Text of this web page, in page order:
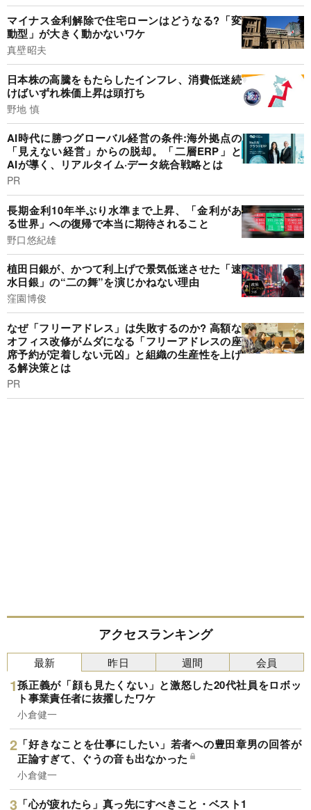
マイナス金利解除で住宅ローンはどうなる?「変
動型」が大きく動かないワケ
真壁昭夫
日本株の高騰をもたらしたインフレ、消費低迷続
けばいずれ株価上昇は頭打ち
野地 慎
AI時代に勝つグローバル経営の条件:海外拠点の
「見えない経営」からの脱却。「二層ERP」と
AIが導く、リアルタイム·データ統合戦略とは
PR
長期金利10年半ぶり水準まで上昇、「金利があ
る世界」への復帰で本当に期待されること
野口悠紀雄
植田日銀が、かつて利上げで景気低迷させた「速
水日銀」の“二の舞”を演じかねない理由
窪園博俊
なぜ「フリーアドレス」は失敗するのか? 高額な
オフィス改修がムダになる「フリーアドレスの座
席予約が定着しない元凶」と組織の生産性を上げ
る解決策とは
PR
アクセスランキング
最新
孫正義が「顔も見たくない」と激怒した20代社員をロボッ
ト事業責任者に抜擢したワケ
小倉健一
「好きなことを仕事にしたい」若者への豊田章男の回答が
正論すぎて、ぐうの音も出なかった
小倉健一
「心が疲れたら」真っ先にすべきこと・ベスト1
昨日 週間 会員